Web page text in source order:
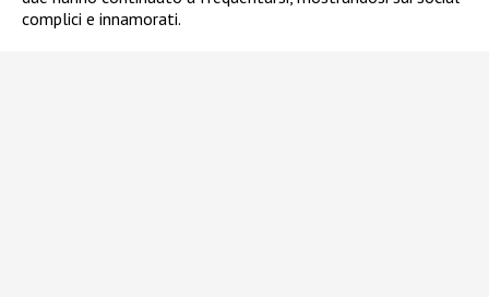
complici e innamorati.